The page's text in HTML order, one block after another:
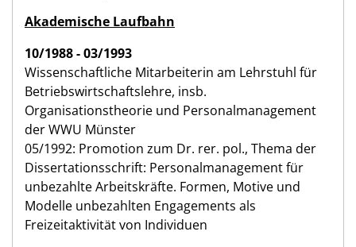
Akademische Laufbahn
10/1988 - 03/1993
Wissenschaftliche Mitarbeiterin am Lehrstuhl für
Betriebswirtschaftslehre, insb.
Organisationstheorie und Personalmanagement
der WWU Münster
05/1992: Promotion zum Dr. rer. pol., Thema der
Dissertationsschrift: Personalmanagement für
unbezahlte Arbeitskräfte. Formen, Motive und
Modelle unbezahlten Engagements als
Freizeitaktivität von Individuen